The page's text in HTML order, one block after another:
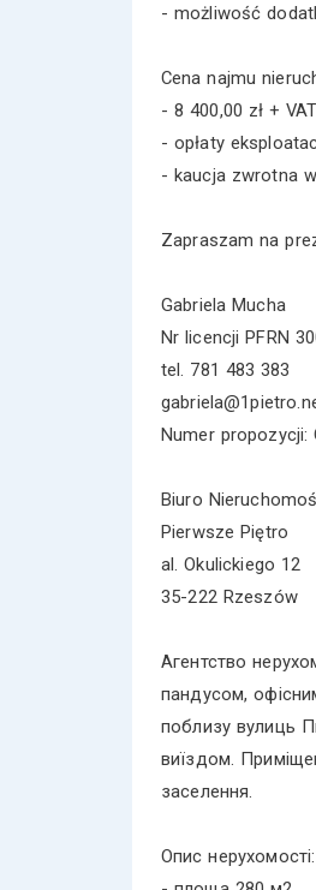
- możliwość
Cena najmu
- 8 400,00 zł +
- opłaty
- kaucja zwrotna
Zapraszam na
Gabriela Mucha
Nr licencji PFRN
tel. 781 483 383
Numer propozycji:
Biuro
Pierwsze Piętro
al. Okulickiego 12
35-222 Rzeszów
Агентство
пандусом,
поблизу вулиць
виїздом.
заселення.
Опис нерухомості: